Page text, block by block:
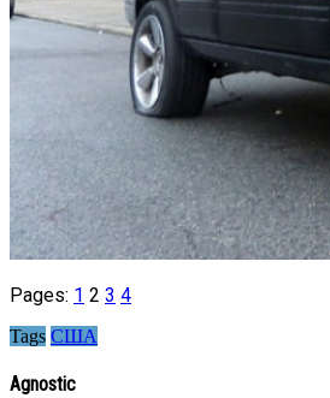
Pages: 1 2 3 4
Tags США
Agnostic